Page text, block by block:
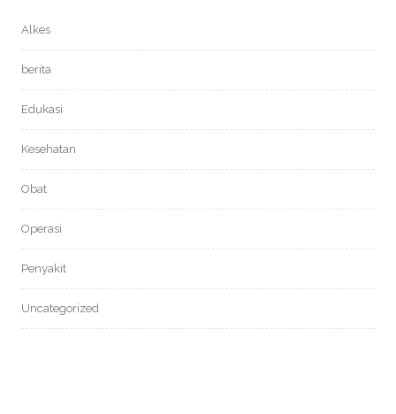
Alkes
berita
Edukasi
Kesehatan
Obat
Operasi
Penyakit
Uncategorized